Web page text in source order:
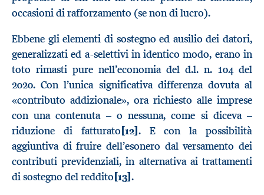
occasioni di rafforzamento (se non di lucro).
Ebbene gli elementi di sostegno ed ausilio dei datori,
generalizzati ed a-selettivi in identico modo, erano in
toto rimasti pure nell’economia del d.l. n. 104 del
2020. Con l’unica significativa differenza dovuta al
«contributo addizionale», ora richiesto alle imprese
con una contenuta – o nessuna, come si diceva –
riduzione di fatturato [12]. E con la possibilità
aggiuntiva di fruire dell’esonero dal versamento dei
contributi previdenziali, in alternativa ai trattamenti
di sostegno del reddito [13].